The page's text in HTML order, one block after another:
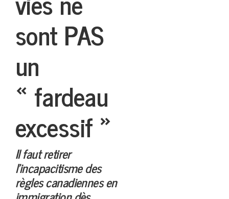
sont PAS
un
« fardeau
excessif »
Il faut retirer
l’incapacitisme des
règles canadiennes en